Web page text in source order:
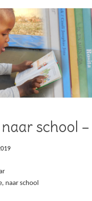
school
naar school